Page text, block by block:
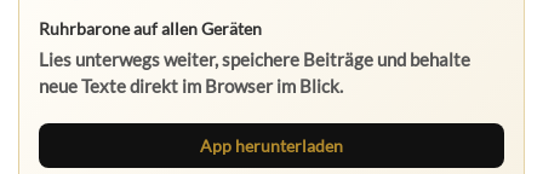
Ruhrbarone auf allen Geräten
Lies unterwegs weiter, speichere Beiträge und behalte
neue Texte direkt im Browser im Blick.
App herunterladen